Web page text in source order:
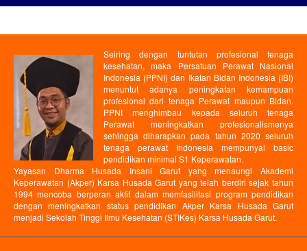
Seiring dengan tuntutan profesional tenaga
kesehatan, maka Persatuan Perawat Nasional
Indonesia (PPNI) dan Ikatan Bidan Indonesia (IBI)
menuntut adanya peningkatan kemampuan
profesional dari tenaga Perawat maupun Bidan.
PPNI menghimbau kepada seluruh tenaga
Perawat meningkatkan profesionalismenya
sehingga diharapkan pada tahun 2020 seluruh
tenaga perawat Indonesia mempunyai basic
pendidikan minimal S1 Keperawatan.
Yayasan Dharma Husada Insani Garut yang menaungi Akademi
Keperawatan (Akper) Karsa Husada Garut yang telah berdiri sejak tahun
1994 mencoba berperan aktif dalam memfasilitasi program pendidikan
dengan meningkatkan status pendidikan Akper Karsa Husada Garut
menjadi Sekolah Tinggi Ilmu Kesehatan (STIKes) Karsa Husada Garut.